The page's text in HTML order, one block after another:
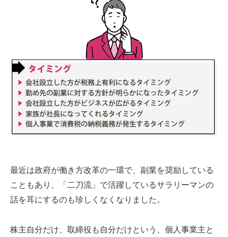
最近は政府が働き方改革の一環で、副業を奨励している
こともあり、「二刀流」で活躍しているサラリーマンの
話を耳にするのも珍しくなくなりました。
株主自分だけ、取締役も自分だけという、個人事業主と